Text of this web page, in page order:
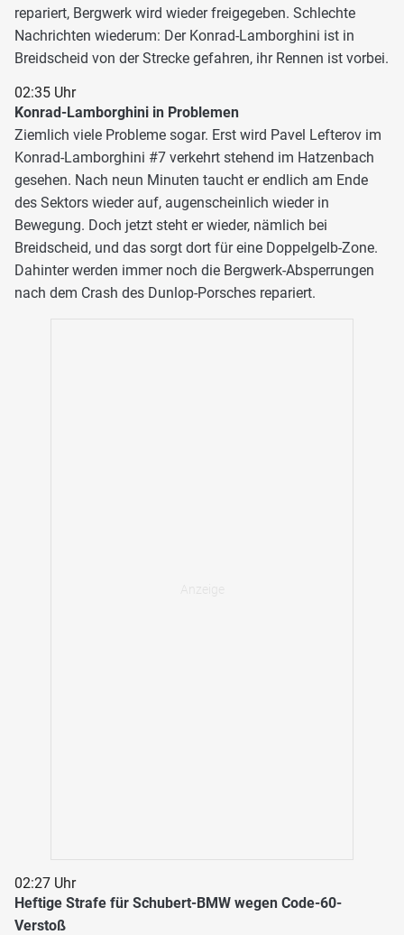
repariert, Bergwerk wird wieder freigegeben. Schlechte
Nachrichten wiederum: Der Konrad-Lamborghini ist in
Breidscheid von der Strecke gefahren, ihr Rennen ist vorbei.
02:35 Uhr
Konrad-Lamborghini in Problemen
Ziemlich viele Probleme sogar. Erst wird Pavel Lefterov im
Konrad-Lamborghini #7 verkehrt stehend im Hatzenbach
gesehen. Nach neun Minuten taucht er endlich am Ende
des Sektors wieder auf, augenscheinlich wieder in
Bewegung. Doch jetzt steht er wieder, nämlich bei
Breidscheid, und das sorgt dort für eine Doppelgelb-Zone.
Dahinter werden immer noch die Bergwerk-Absperrungen
nach dem Crash des Dunlop-Porsches repariert.
02:27 Uhr
Heftige Strafe für Schubert-BMW wegen Code-60-
Verstoß